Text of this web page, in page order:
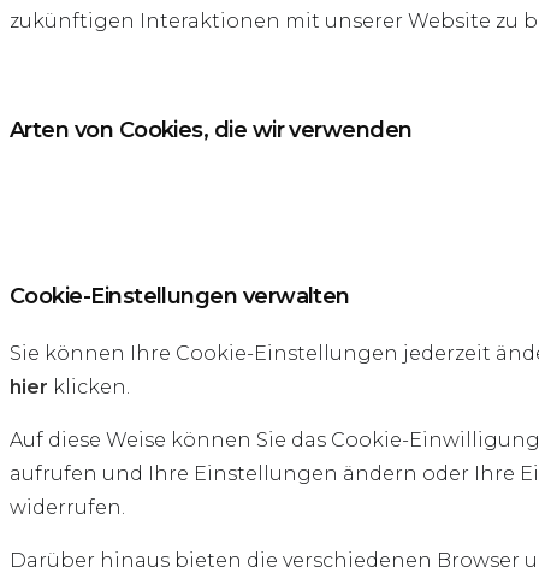
zukünftigen Interaktionen mit unserer Website zu
Arten von Cookies, die wir verwenden
Cookie-Einstellungen verwalten
Sie können Ihre Cookie-Einstellungen jederzeit
hier klicken.
Auf diese Weise können Sie das Cookie-
aufrufen und Ihre Einstellungen ändern oder Ihre
widerrufen.
Darüber hinaus bieten die verschiedenen Browser